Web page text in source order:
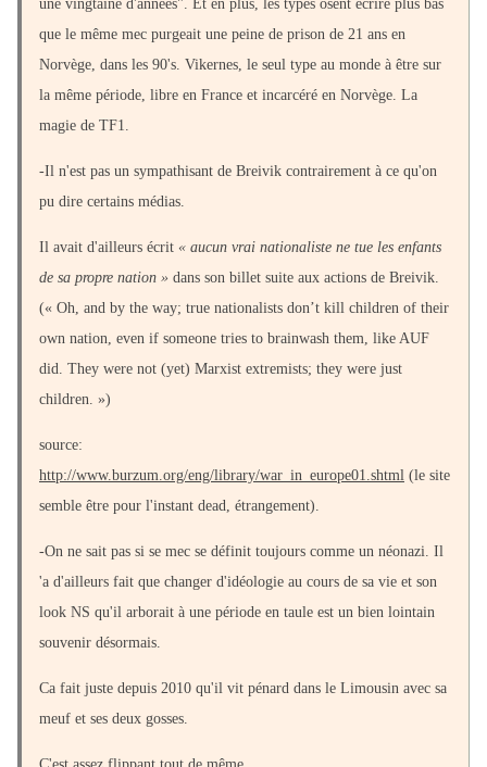
une vingtaine d'années". Et en plus, les types osent écrire plus bas
que le même mec purgeait une peine de prison de 21 ans en
Norvège, dans les 90's. Vikernes, le seul type au monde à être sur
la même période, libre en France et incarcéré en Norvège. La
magie de TF1.
-Il n'est pas un sympathisant de Breivik contrairement à ce qu'on
pu dire certains médias.
Il avait d'ailleurs écrit « aucun vrai nationaliste ne tue les enfants
de sa propre nation » dans son billet suite aux actions de Breivik.
(« Oh, and by the way; true nationalists don’t kill children of their
own nation, even if someone tries to brainwash them, like AUF
did. They were not (yet) Marxist extremists; they were just
children. »)
source:
http://www.burzum.org/eng/library/war_in_europe01.shtml (le site
semble être pour l'instant dead, étrangement).
-On ne sait pas si se mec se définit toujours comme un néonazi. Il
'a d'ailleurs fait que changer d'idéologie au cours de sa vie et son
look NS qu'il arborait à une période en taule est un bien lointain
souvenir désormais.
Ca fait juste depuis 2010 qu'il vit pénard dans le Limousin avec sa
meuf et ses deux gosses.